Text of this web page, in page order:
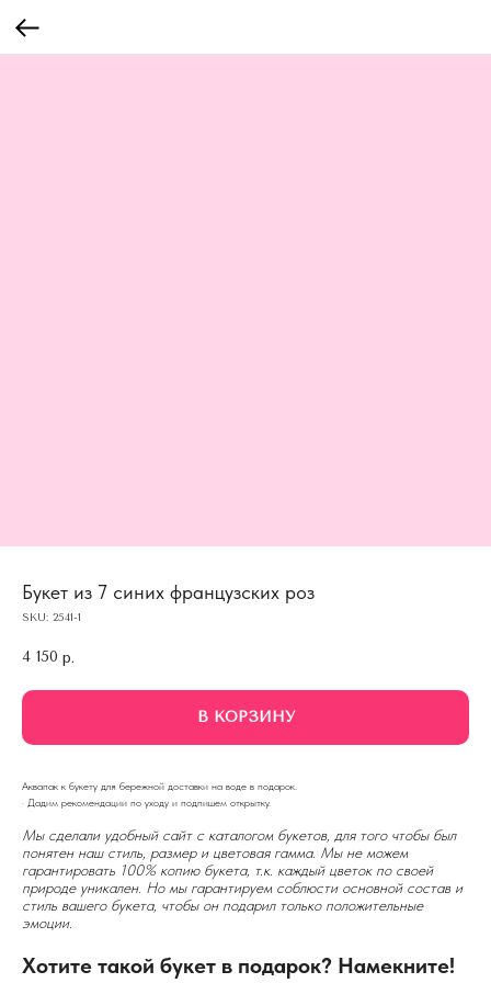
Букет из 7 синих французских роз
SKU: 2541-1
4 150 р.
В КОРЗИНУ
Аквапак к букету для бережной доставки на воде в подарок.
· Дадим рекомендации по уходу и подпишем открытку.
Мы сделали удобный сайт с каталогом букетов, для того чтобы был
понятен наш стиль, размер и цветовая гамма. Мы не можем
гарантировать 100% копию букета, т.к. каждый цветок по своей
природе уникален. Но мы гарантируем соблюсти основной состав и
стиль вашего букета, чтобы он подарил только положительные
эмоции.
Хотите такой букет в подарок? Намекните!